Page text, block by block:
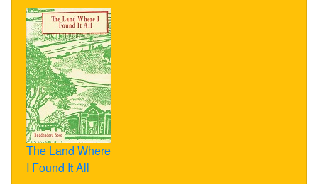
The Land Where
I Found It All